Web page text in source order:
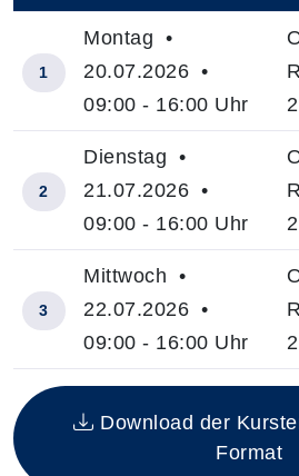
Insgesamt gibt es 3 Termine
1
Montag •
20.07.2026 •
09:00 - 16:00 Uhr
2
Dienstag •
21.07.2026 •
09:00 - 16:00 Uhr
3
Mittwoch •
22.07.2026 •
09:00 - 16:00 Uhr
Download der
Format